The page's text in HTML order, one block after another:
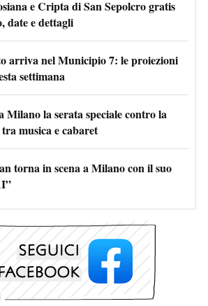
e Cripta di San Sepolcro gratis
date e dettagli
arriva nel Municipio 7: le proiezioni
settimana
Milano la serata speciale contro la
musica e cabaret
torna in scena a Milano con il suo